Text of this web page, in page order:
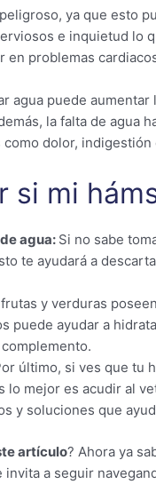
ya que esto
e inquietud lo
en problemas
agua puede
la falta de agua
dolor,
si mi
agua: Si no sabe
te ayudará a
frutas y verduras
puede ayudar a
último, si ves que tu
lo mejor es acudir al
y soluciones que
artículo? Ahora ya
invita a seguir